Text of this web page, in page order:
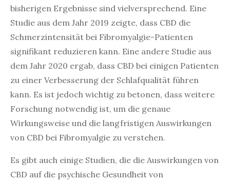
bisherigen Ergebnisse sind vielversprechend. Eine
Studie aus dem Jahr 2019 zeigte, dass CBD die
Schmerzintensität bei Fibromyalgie-Patienten
signifikant reduzieren kann. Eine andere Studie aus
dem Jahr 2020 ergab, dass CBD bei einigen Patienten
zu einer Verbesserung der Schlafqualität führen
kann. Es ist jedoch wichtig zu betonen, dass weitere
Forschung notwendig ist, um die genaue
Wirkungsweise und die langfristigen Auswirkungen
von CBD bei Fibromyalgie zu verstehen.
Es gibt auch einige Studien, die die Auswirkungen von
CBD auf die psychische Gesundheit von